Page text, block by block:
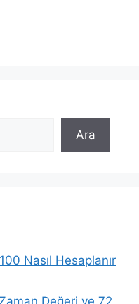
Ara
Nasıl Hesaplanır
Değeri ve 72